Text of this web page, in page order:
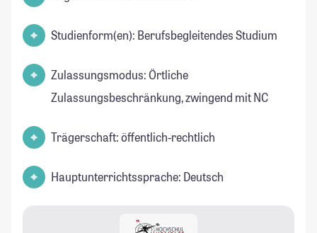
Studienform(en): Berufsbegleitendes Studium
Zulassungsmodus: Örtliche
Zulassungsbeschränkung, zwingend mit NC
Trägerschaft: öffentlich-rechtlich
Hauptunterrichtssprache: Deutsch